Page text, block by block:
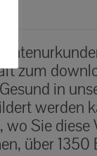
zum
in
werden
Sie
über 1350